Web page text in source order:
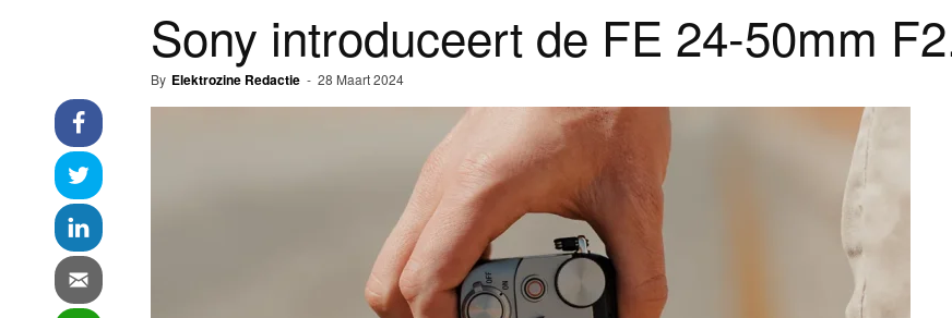
Sony introduceert de FE 24-50mm
By Elektrozine Redactie - 28 Maart 2024